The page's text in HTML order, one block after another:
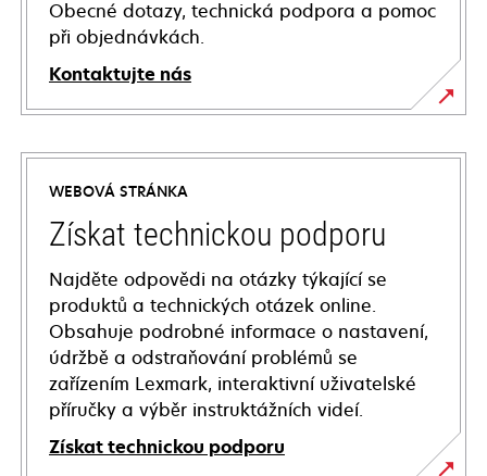
Obecné dotazy, technická podpora a pomoc
při objednávkách.
Kontaktujte nás
WEBOVÁ STRÁNKA
Získat technickou podporu
Najděte odpovědi na otázky týkající se
produktů a technických otázek online.
Obsahuje podrobné informace o nastavení,
údržbě a odstraňování problémů se
zařízením Lexmark, interaktivní uživatelské
příručky a výběr instruktážních videí.
Získat technickou podporu